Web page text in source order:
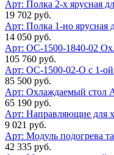
Арт: Полка 2-х ярусная
19 702 руб.
Арт: Полка 1-но ярусная
14 050 руб.
Арт: ОС-1500-1840-02
105 760 руб.
Арт: ОС-1500-02-О с 1-ой
85 500 руб.
Арт: Охлаждаемый стол
65 190 руб.
Арт: Направляющие для
9 021 руб.
Арт: Модуль подогрева
42 335 руб.